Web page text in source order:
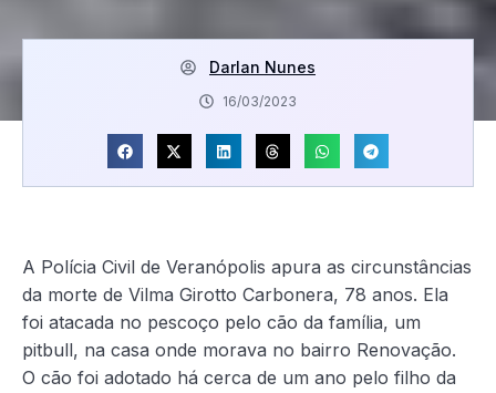
Darlan Nunes
16/03/2023
A Polícia Civil de Veranópolis apura as circunstâncias
da morte de Vilma Girotto Carbonera, 78 anos. Ela
foi atacada no pescoço pelo cão da família, um
pitbull, na casa onde morava no bairro Renovação.
O cão foi adotado há cerca de um ano pelo filho da